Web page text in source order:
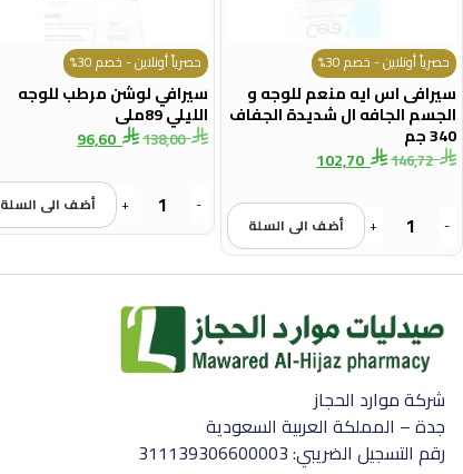
حصرياً أونلاين - خصم 30%
سيرافى اس ايه منعم للوجه و
الجسم الجافه ال شديدة الجفاف
340 جم
146,72
102,70
-
+ أضف الى السلة
حصرياً أونلاين - خصم 30%
سيرافي لوشن مرطب للوجه
الليلي 89ملى
138,00
96,60
-
+ أضف الى السلة
شركة موارد الحجاز
جدة – المملكة العربية السعودية
رقم التسجيل الضريبي: 311139306600003